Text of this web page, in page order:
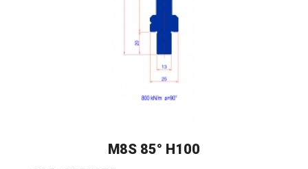
M8S 85° H100